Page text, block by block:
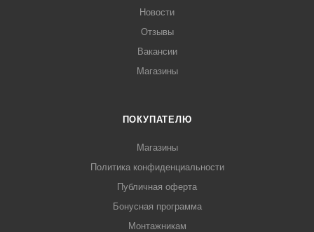
Новости
Отзывы
Вакансии
Магазины
ПОКУПАТЕЛЮ
Магазины
Политика конфиденциальности
Публичная оферта
Бонусная программа
Монтажникам